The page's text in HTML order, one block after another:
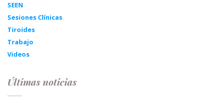
SEEN
Sesiones Clínicas
Tiroides
Trabajo
Videos
Últimas noticias